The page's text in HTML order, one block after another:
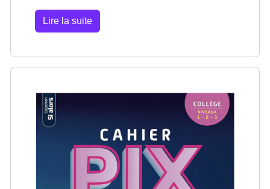
Lire la suite